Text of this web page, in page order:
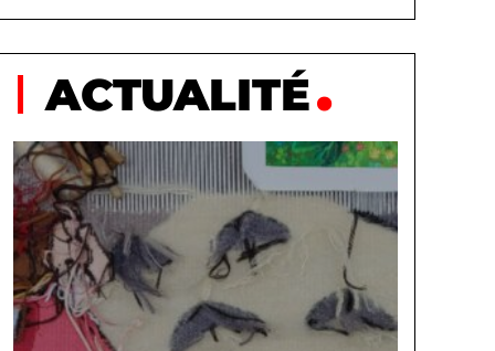
ACTUALITÉ